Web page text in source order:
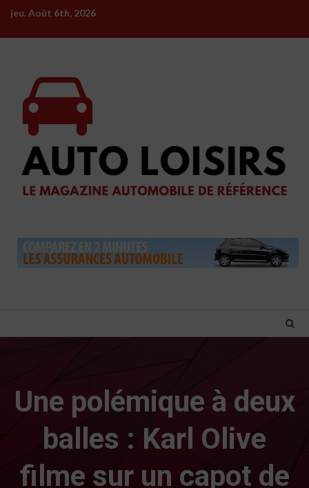
Skip
content
jeu. Août 6th, 2026
Une polémique à deux
balles : Karl Olive
filme sur un capot de